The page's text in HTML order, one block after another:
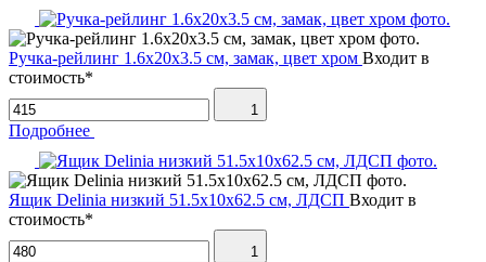
Ручка-рейлинг 1.6х20х3.5 см, замак, цвет хром Входит в
стоимость*
1
Подробнее
Ящик Delinia низкий 51.5х10х62.5 см, ЛДСП Входит в
стоимость*
1